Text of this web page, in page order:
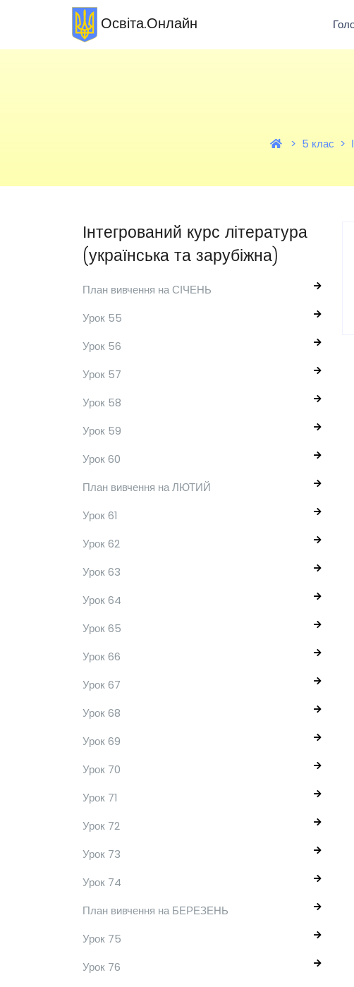
Освіта.Онлайн
5 клас
Інтегрований курс література
(українська та зарубіжна)
План вивчення на СІЧЕНЬ
Урок 55
Урок 56
Урок 57
Урок 58
Урок 59
Урок 60
План вивчення на ЛЮТИЙ
Урок 61
Урок 62
Урок 63
Урок 64
Урок 65
Урок 66
Урок 67
Урок 68
Урок 69
Урок 70
Урок 71
Урок 72
Урок 73
Урок 74
План вивчення на БЕРЕЗЕНЬ
Урок 75
Урок 76